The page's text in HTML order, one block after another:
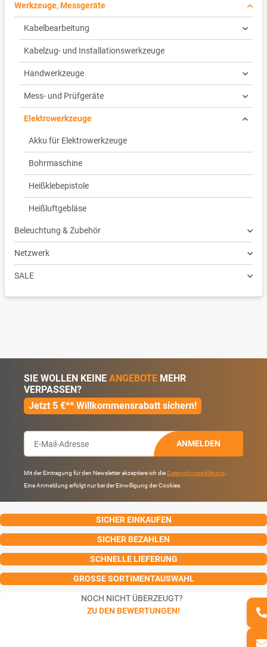
Werkzeuge, Messgeräte
Kabelbearbeitung
Kabelzug- und Installationswerkzeuge
Handwerkzeuge
Mess- und Prüfgeräte
Elektrowerkzeuge
Akku für Elektrowerkzeuge
Bohrmaschine
Heißklebepistole
Heißluftgebläse
Beleuchtung & Zubehör
Netzwerk
SALE
SIE WOLLEN KEINE ANGEBOTE MEHR
VERPASSEN?
Jetzt 5 €** Willkommensrabatt sichern!
ANMELDEN
Mit der Eintragung für den Newsletter akzeptiere ich die Datenschutzerklärung
Eine Anmeldung erfolgt nur bei der Einwilligung der Cookies.
SICHER EINKAUFEN
SICHER BEZAHLEN
SCHNELLE LIEFERUNG
GROSSE SORTIMENTAUSWAHL
NOCH NICHT ÜBERZEUGT?
ZU DEN BEWERTUNGEN!